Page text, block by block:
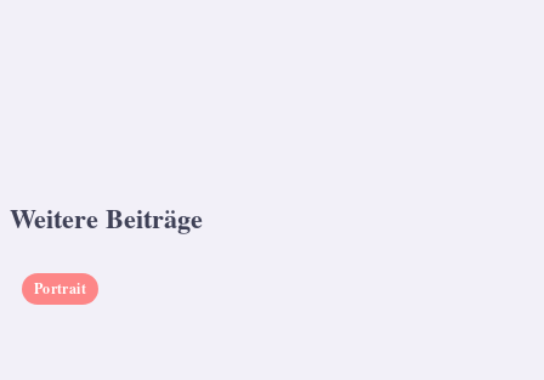
Weitere Beiträge
Portrait